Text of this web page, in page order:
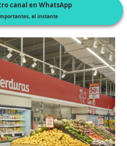
canal en WhatsApp
al instante